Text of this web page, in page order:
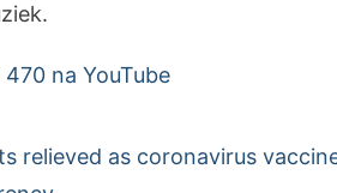
na YouTube
relieved as coronavirus